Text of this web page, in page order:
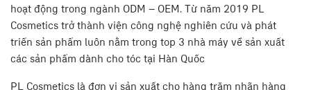
hoạt động trong ngành ODM – OEM. Từ năm 2019 PL
Cosmetics trở thành viện công nghệ nghiên cứu và phát
triển sản phẩm luôn nằm trong top 3 nhà máy về sản xuất
các sản phẩm dành cho tóc tại Hàn Quốc
PL Cosmetics là đơn vị sản xuất cho hàng trăm nhãn hàng